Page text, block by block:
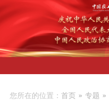
您所在的位置： 首页 专题